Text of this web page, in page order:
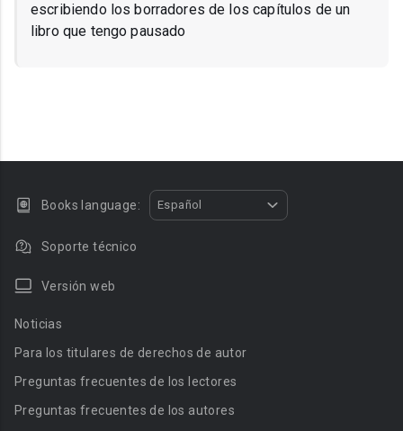
escribiendo los borradores de los capítulos de un
libro que tengo pausado
Books language: Español
Soporte técnico
Versión web
Noticias
Para los titulares de derechos de autor
Preguntas frecuentes de los lectores
Preguntas frecuentes de los autores